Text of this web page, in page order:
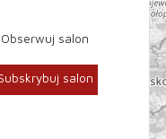
Obserwuj salon
salon